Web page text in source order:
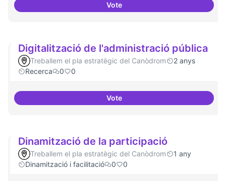
VoteDefinició del currículum del
Digitalització de l'administració pública
Treballem el pla estratègic del Canòdrom
2 anys
Recerca
0 0
VoteDigitalització de l'administració
Dinamització de la participació
Treballem el pla estratègic del Canòdrom
1 any
Dinamització i facilitació
0 0